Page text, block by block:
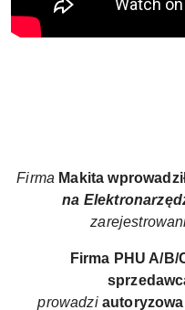
Firma Makita
na
Firma PHU A/
prowadzi